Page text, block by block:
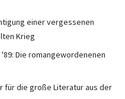
einer vergessenen
Krieg
Die romangewordenenen
für die große Literatur aus der